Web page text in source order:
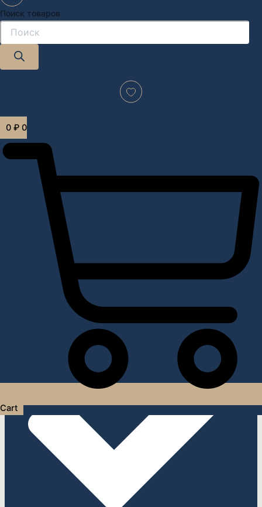
Поиск товаров
0 ₽ 0
Cart
Дизайн-проект "под ключ" в Москве
Услуги дизайнера интерьера